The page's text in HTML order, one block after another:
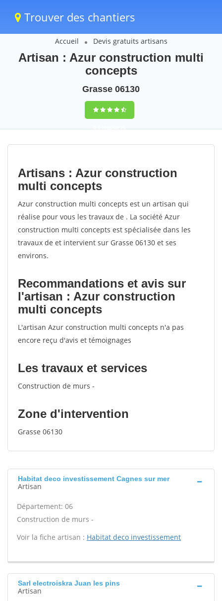
Trouver des chantiers
Accueil Devis gratuits artisans
Artisan : Azur construction multi
concepts
Grasse 06130
9,5(100%)79
votes
Artisans : Azur construction
multi concepts
Azur construction multi concepts est un artisan qui
réalise pour vous les travaux de . La société Azur
construction multi concepts est spécialisée dans les
travaux de et intervient sur Grasse 06130 et ses
environs.
Recommandations et avis sur
l'artisan : Azur construction
multi concepts
L'artisan Azur construction multi concepts n'a pas
encore reçu d'avis et témoignages
Les travaux et services
Construction de murs -
Zone d'intervention
Grasse 06130
Habitat deco investissement Cagnes sur mer
Artisan
Département: 06
Construction de murs -
Voir la fiche artisan : Habitat deco investissement
Sarl electroiskra Juan les pins
Artisan